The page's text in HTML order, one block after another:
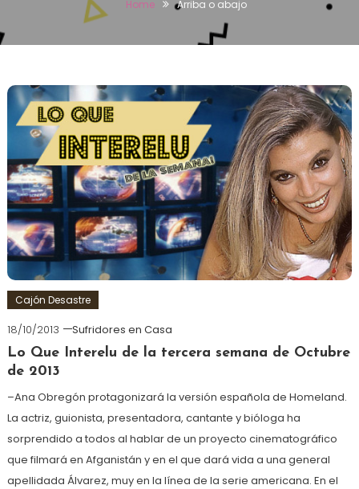
Home Arriba o abajo
Cajón Desastre
18/10/2013
Sufridores en Casa
Lo Que Interelu de la tercera semana de Octubre
de 2013
–Ana Obregón protagonizará la versión española de Homeland.
La actriz, guionista, presentadora, cantante y bióloga ha
sorprendido a todos al hablar de un proyecto cinematográfico
que filmará en Afganistán y en el que dará vida a una general
apellidada Álvarez, muy en la línea de la serie americana. En el